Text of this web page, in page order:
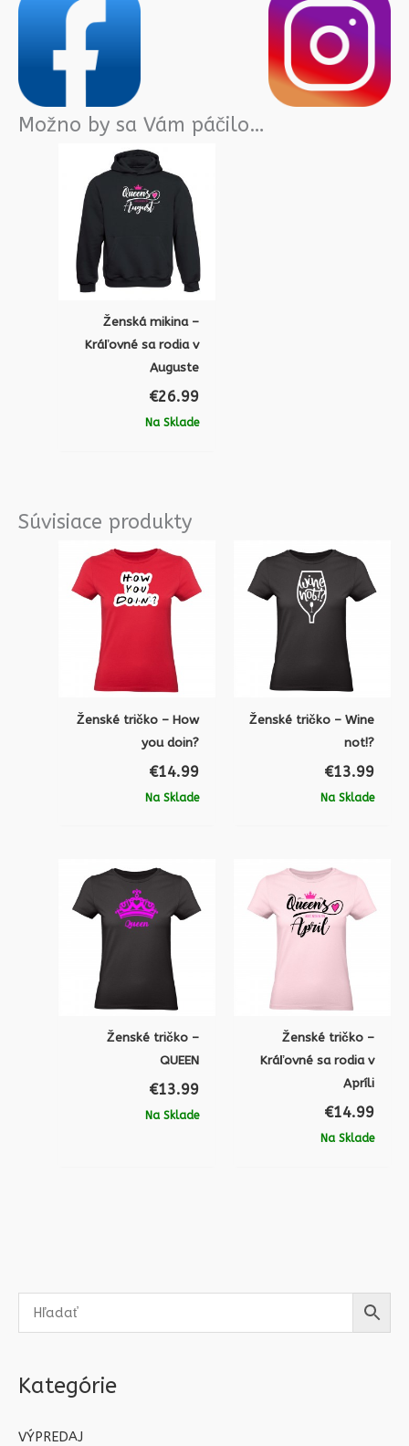
Kategórie
VÝPREDAJ
Možno by sa Vám páčilo…
Ženská mikina –
Kráľovné sa rodia v
Auguste
€26.99
Na Sklade
Súvisiace produkty
Ženské tričko – How
you doin?
€14.99
Na Sklade
Ženské tričko – Wine
not!?
€13.99
Na Sklade
Ženské tričko –
QUEEN
€13.99
Na Sklade
Ženské tričko –
Kráľovné sa rodia v
Apríli
€14.99
Na Sklade